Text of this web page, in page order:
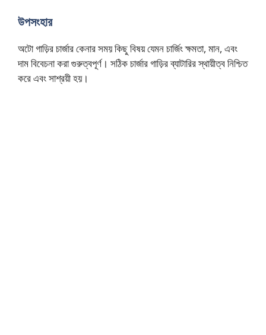
উপসংহার
অটো গাড়ির চার্জার কেনার সময় কিছু বিষয় যেমন চার্জিং ক্ষমতা, মান, এবং
দাম বিবেচনা করা গুরুত্বপূর্ণ। সঠিক চার্জার গাড়ির ব্যাটারির স্থায়ীত্ব নিশ্চিত
করে এবং সাশ্রয়ী হয়।